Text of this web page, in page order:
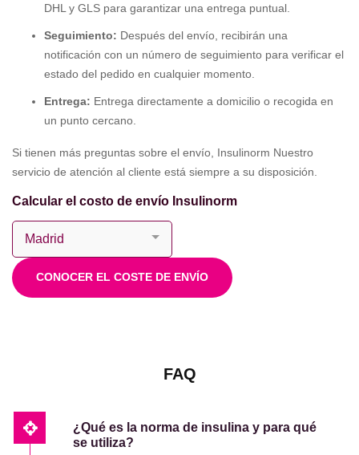
DHL y GLS para garantizar una entrega puntual.
Seguimiento: Después del envío, recibirán una
notificación con un número de seguimiento para verificar el
estado del pedido en cualquier momento.
Entrega: Entrega directamente a domicilio o recogida en
un punto cercano.
Si tienen más preguntas sobre el envío, Insulinorm Nuestro
servicio de atención al cliente está siempre a su disposición.
Calcular el costo de envío Insulinorm
CONOCER EL COSTE DE ENVÍO
FAQ
¿Qué es la norma de insulina y para qué
se utiliza?